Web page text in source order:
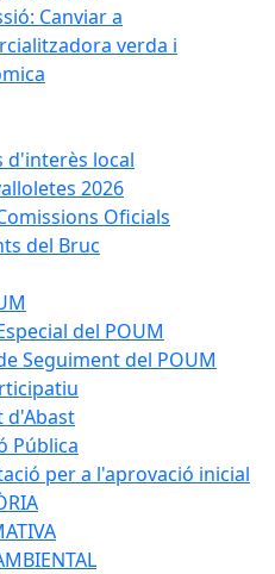
Canviar a
verda i
d'interès local
2026
Oficials
del Bruc
del POUM
Seguiment del POUM
d'Abast
Pública
per a l'aprovació inicial